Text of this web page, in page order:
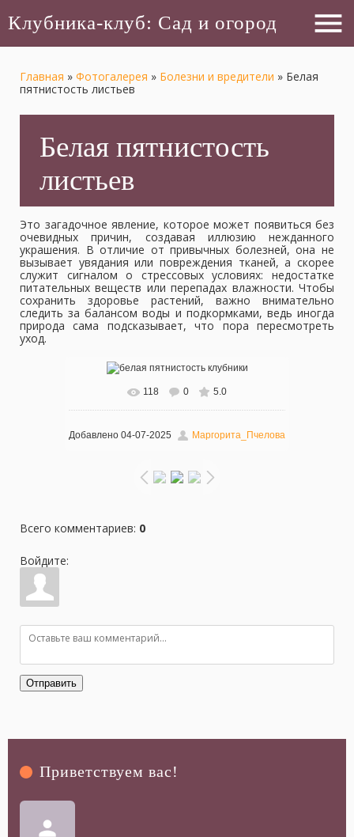
Клубника-клуб: Сад и огород menu
Главная » Фотогалерея » Болезни и вредители » Белая
пятнистость листьев
Белая пятнистость
листьев
Это загадочное явление, которое может появиться без
очевидных причин, создавая иллюзию нежданного
украшения. В отличие от привычных болезней, она не
вызывает увядания или повреждения тканей, а скорее
служит сигналом о стрессовых условиях: недостатке
питательных веществ или перепадах влажности. Чтобы
сохранить здоровье растений, важно внимательно
следить за балансом воды и подкормками, ведь иногда
природа сама подсказывает, что пора пересмотреть
уход.
В реальном размере 1600x900
118 0 5.0
Добавлено 04-07-2025 Маргорита_Пчелова
Всего комментариев: 0
Войдите:
Отправить
Приветствуем вас!
person